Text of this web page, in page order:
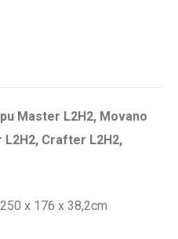
Master L2H2, Movano
L2H2, Crafter L2H2,
x 176 x 38,2cm